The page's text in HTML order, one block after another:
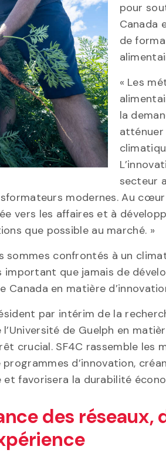
pour
Canada
de
« Les
la
atténuer
secteur
modernes. Au
vers les affaires et à
que possible au marché. »
sommes confrontés à un
que jamais de
Canada en matière
par intérim de la
de Guelph en
crucial. SF4C rassemble les
d’innovation,
favorisera la durabilité
des réseaux,